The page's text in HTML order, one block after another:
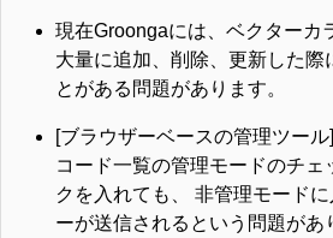
現在Groongaには、ベクターカ
大量に追加、削除、更新した際
とがある問題があります。
[ブラウザーベースの管理ツー
コード一覧の管理モードのチェ
クを入れても、 非管理モード
ーが送信されるという問題があ